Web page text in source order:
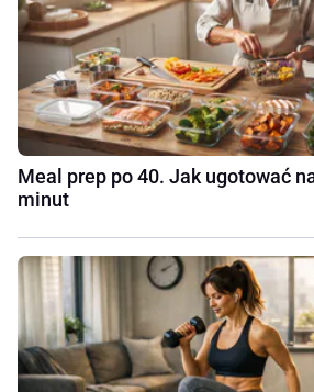
Meal prep po 40. Jak ugotować
minut